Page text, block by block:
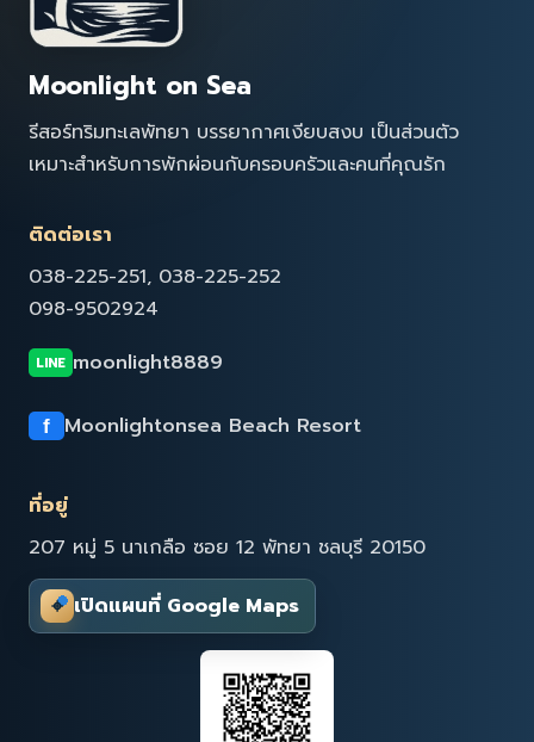
Moonlight on Sea
รีสอร์ทริมทะเลพัทยา บรรยากาศเงียบสงบ เป็นส่วนตัว
เหมาะสำหรับการพักผ่อนกับครอบครัวและคนที่คุณรัก
ติดต่อเรา
038-225-251, 038-225-252
098-9502924
LINE moonlight8889
f Moonlightonsea Beach Resort
ที่อยู่
207 หมู่ 5 นาเกลือ ซอย 12 พัทยา ชลบุรี 20150
⌖ เปิดแผนที่ Google Maps